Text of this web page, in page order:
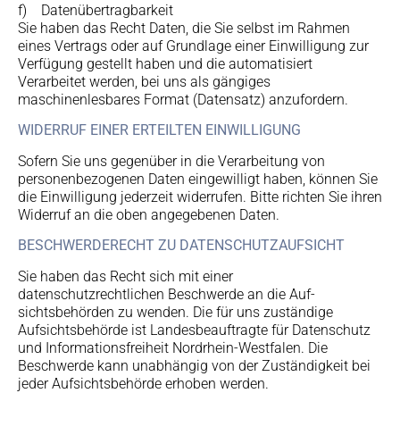
f) Datenübertragbarkeit
Sie haben das Recht Daten, die Sie selbst im Rahmen
eines Vertrags oder auf Grundlage einer Einwilligung zur
Verfügung gestellt haben und die automatisiert
Verarbeitet werden, bei uns als gängiges
maschinenlesbares Format (Datensatz) anzufordern.
WIDERRUF EINER ERTEILTEN EINWILLIGUNG
Sofern Sie uns gegenüber in die Verarbeitung von
personenbezogenen Daten eingewilligt haben, können Sie
die Einwilligung jederzeit widerrufen. Bitte richten Sie ihren
Widerruf an die oben angegebenen Daten.
BESCHWERDERECHT ZU DATENSCHUTZAUFSICHT
Sie haben das Recht sich mit einer
datenschutzrechtlichen Beschwerde an die Auf-
sichtsbehörden zu wenden. Die für uns zuständige
Aufsichtsbehörde ist Landesbeauftragte für Datenschutz
und Informationsfreiheit Nordrhein-Westfalen. Die
Beschwerde kann unabhängig von der Zuständigkeit bei
jeder Aufsichtsbehörde erhoben werden.